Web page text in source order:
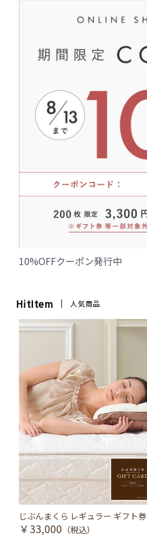
10%OFFクーポン発行中
HitItem 人気商品
じぶんまくら レギュラー ギフト券
￥33,000 （税込）